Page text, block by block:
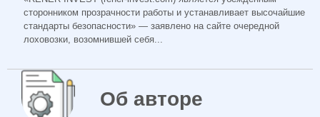
сторонником прозрачности работы и устанавливает высочайшие
стандарты безопасности» — заявлено на сайте очередной
лоховозки, возомнившей себя...
Об авторе